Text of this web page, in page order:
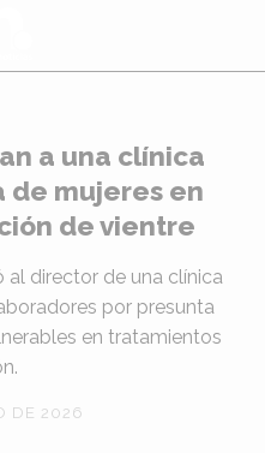
a una clínica
de mujeres en
de vientre
al director de una clínica
por presunta
en tratamientos
DE 2026